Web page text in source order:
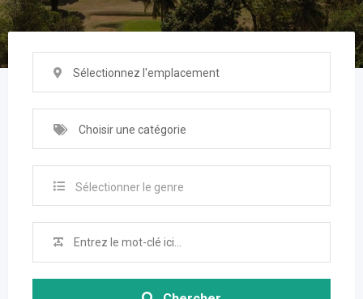
Sélectionnez l'emplacement
Choisir une catégorie
Sélectionner le genre